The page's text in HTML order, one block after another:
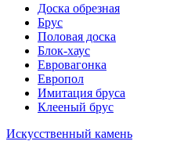
Доска обрезная
Брус
Половая доска
Блок-хаус
Евровагонка
Европол
Имитация бруса
Клееный брус
Искусственный камень